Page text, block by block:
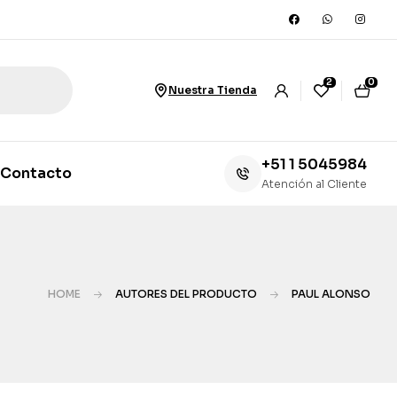
Nuestra Tienda
2 0
Contacto +51 1 5045984
Atención al Cliente
HOME AUTORES DEL PRODUCTO PAUL ALONSO